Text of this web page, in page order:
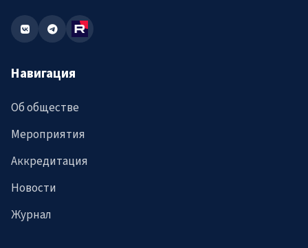
Навигация
Об обществе
Мероприятия
Аккредитация
Новости
Журнал